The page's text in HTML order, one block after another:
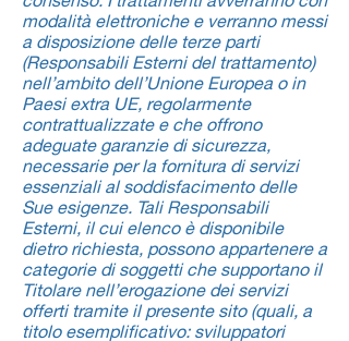
modalità elettroniche e verranno messi
a disposizione delle terze parti
(Responsabili Esterni del trattamento)
nell’ambito dell’Unione Europea o in
Paesi extra UE, regolarmente
contrattualizzate e che offrono
adeguate garanzie di sicurezza,
necessarie per la fornitura di servizi
essenziali al soddisfacimento delle
Sue esigenze. Tali Responsabili
Esterni, il cui elenco è disponibile
dietro richiesta, possono appartenere a
categorie di soggetti che supportano il
Titolare nell’erogazione dei servizi
offerti tramite il presente sito (quali, a
titolo esemplificativo: sviluppatori